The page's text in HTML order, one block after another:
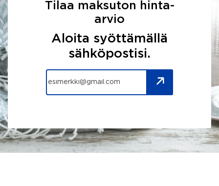
Tilaa maksuton hinta-
arvio
Aloita syöttämällä
sähköpostisi.